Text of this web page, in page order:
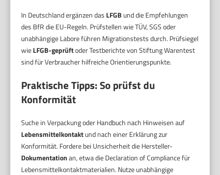
In Deutschland ergänzen das LFGB und die Empfehlungen
des BfR die EU-Regeln. Prüfstellen wie TÜV, SGS oder
unabhängige Labore führen Migrationstests durch. Prüfsiegel
wieLFGB-geprüftoder Testberichte von Stiftung Warentest
sind für Verbraucher hilfreiche Orientierungspunkte.
Praktische Tipps: So prüfst du
Konformität
Suche in Verpackung oder Handbuch nach Hinweisen auf
Lebensmittelkontaktund nach einer Erklärung zur
Konformität. Fordere bei Unsicherheit die Hersteller-
Dokumentationan, etwa die Declaration of Compliance für
Lebensmittelkontaktmaterialien. Nutze unabhängige